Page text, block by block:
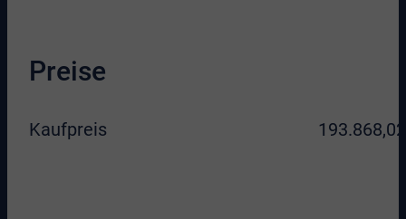
Preise
Kaufpreis